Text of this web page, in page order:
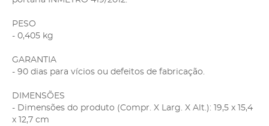
PESO
- 0,405 kg
GARANTIA
- 90 dias para vícios ou defeitos de fabricação.
DIMENSÕES
- Dimensões do produto (Compr. X Larg. X Alt.): 19,5 x 15,4
x 12,7 cm